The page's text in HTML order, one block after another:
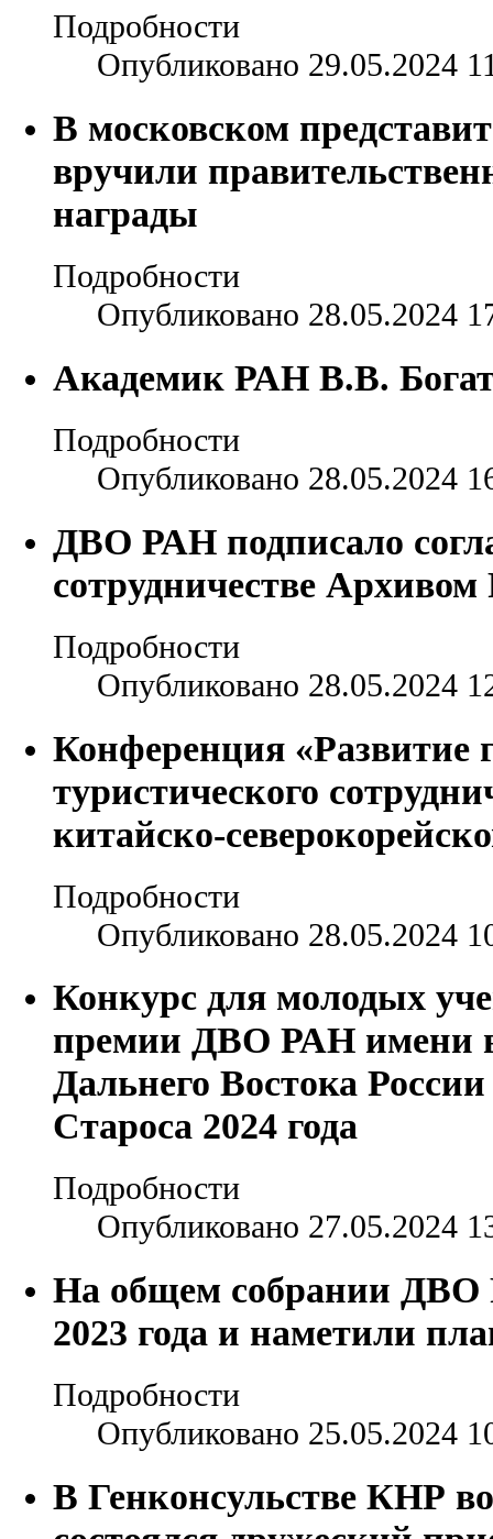
Подробности
Опубликовано 29.05.2024
В московском
вручили
награды
Подробности
Опубликовано 28.05.2024
Академик РАН В.В.
Подробности
Опубликовано 28.05.2024
ДВО РАН подписало
сотрудничестве
Подробности
Опубликовано 28.05.2024
Конференция «Развитие
туристического
китайско-
Подробности
Опубликовано 28.05.2024
Конкурс для молодых
премии ДВО РАН имени
Дальнего Востока
Староса 2024 года
Подробности
Опубликовано 27.05.2024
На общем собрании ДВО
2023 года и наметили
Подробности
Опубликовано 25.05.2024
В Генконсульстве КНР